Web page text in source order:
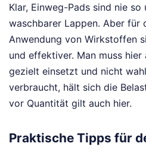
Klar, Einweg-Pads sind nie
waschbarer Lappen. Aber für
Anwendung von Wirkstoffen
und effektiver. Man muss hier
gezielt einsetzt und nicht
verbraucht, hält sich die
vor Quantität gilt auch hier.
Praktische Tipps für